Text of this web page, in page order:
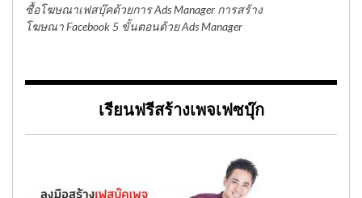
ซื้อโฆษณาเฟสบุ๊คด้วยการ Ads Manager การสร้าง
โฆษณา Facebook 5 ขั้นตอนด้วย Ads Manager
เรียนฟรีสร้างเพจเฟซบุ๊ก